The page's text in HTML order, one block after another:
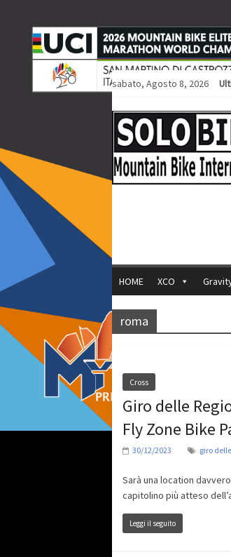
sabato, Agosto 8, 2026
HOME XCO
roma
Cross
Giro delle
Fly Zone Bike
30/12/2023 giro
Sarà una location
capitolino più atteso
Leggi il seguito